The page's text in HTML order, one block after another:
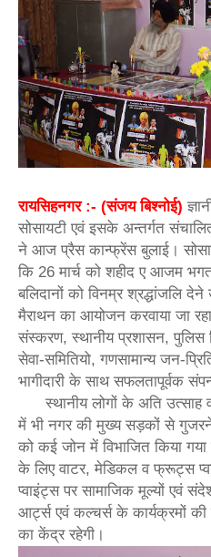
रायसिहनगर :- (संजय बिश्नोई)
सोसायटी एवं इसके अन्तर्गत
ने आज प्रैस कान्फ्रेंस बुलाई।
कि 26 मार्च को शहीद ए आजम
बलिदानों को विनम्र श्रद्धांजलि देने
मैराथन का आयोजन करवाया जा
संस्करण, स्थानीय प्रशासन, पुलिस
सेवा-समितियो, गणसामान्य जन-
भागीदारी के साथ सफलतापूर्वक
स्थानीय लोगों के अति उत्साह
में भी नगर की मुख्य सड़कों से
को कई जोन में विभाजित किया
के लिए वाटर, मेडिकल व फ्रूट्स
प्वाइंट्स पर सामाजिक मूल्यों एवं
आर्ट्स एवं कल्चर्स के कार्यक्रमों
का केंद्र रहेगी।